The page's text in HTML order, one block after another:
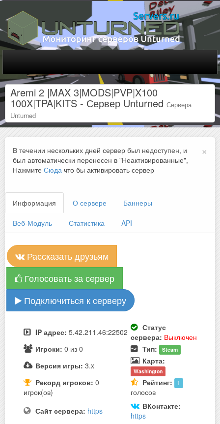
Aremi 2 |MAX 3|MODS|PVP|X100
100X|TPA|KITS - Сервер Unturned Сервера
Unturned
×
В течении нескольких дней сервер был недоступен, и
был автоматически перенесен в "Неактивированные",
Нажмите Сюда что бы активировать сервер
Информация О сервере Баннеры
Веб-Модуль Статистика API
Рассказать друзьям
Голосовать за сервер
Подключиться к серверу
IP адрес: 5.42.211.46:22502
Статус
сервера: Выключен
Игроки: 0 из 0 Тип: Steam
Версия игры: 3.x Карта:
Washington
Рекорд игроков: 0
игрок(ов)
Рейтинг: 1
голосов
Сайт сервера: https
ВКонтакте:
https